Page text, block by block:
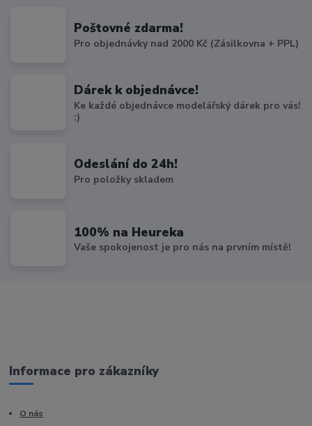
Poštovné zdarma!
Pro objednávky nad 2000 Kč (Zásilkovna + PPL)
Dárek k objednávce!
Ke každé objednávce modelářský dárek pro vás!
:)
Odeslání do 24h!
Pro položky skladem
100% na Heureka
Vaše spokojenost je pro nás na prvním místě!
Informace pro zákazníky
O nás